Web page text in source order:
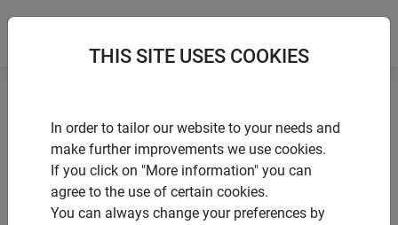
Accueil
Produits de Windhager Home & Garden
Moustiquaire
Fenêtres Fenêtres de toit
THIS SITE USES COOKIES
In order to tailor our website to your needs and
make further improvements we use cookies.
If you click on "More information" you can
agree to the use of certain cookies.
You can always change your preferences by